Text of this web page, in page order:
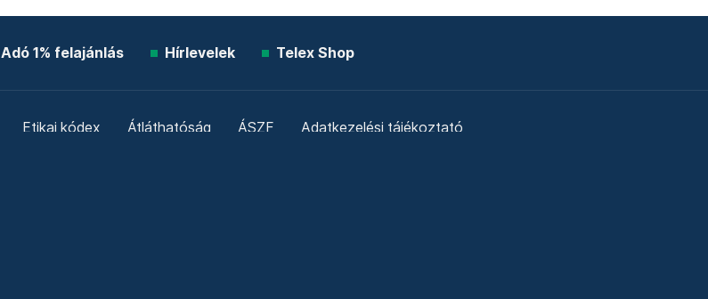
Adó 1% felajánlás Hírlevelek Telex Shop
Etikai kódex Átláthatóság ÁSZF Adatkezelési tájékoztató